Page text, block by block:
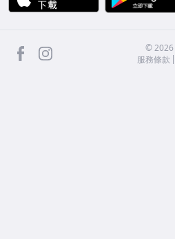
facebook ©2026
服務條款